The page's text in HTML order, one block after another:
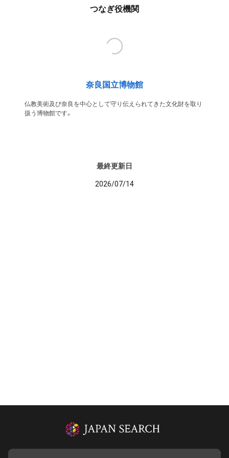
つなぎ役機関
奈良国立博物館
仏教美術及び奈良を中心として守り伝えられてきた文化財を取り
扱う博物館です。
最終更新日
2026/07/14